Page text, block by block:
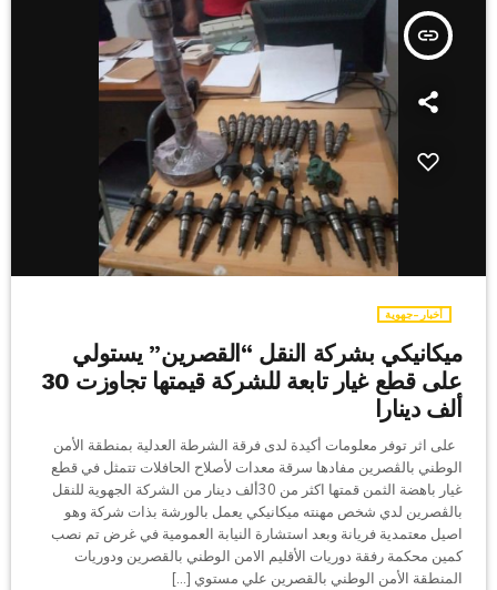
insert_link
أخبار-جهوية
ميكانيكي بشركة النقل “القصرين” يستولي
على قطع غيار تابعة للشركة قيمتها تجاوزت 30
ألف دينارا
على اثر توفر معلومات أكيدة لدى فرقة الشرطة العدلية بمنطقة الأمن
الوطني بالڤصرين مفادها سرقة معدات لأصلاح الحافلات تتمثل في قطع
غيار باهضة الثمن قمتها اكثر من 30ألف دينار من الشركة الجهوية للنقل
بالڤصرين لدي شخص مهنته ميكانيكي يعمل بالورشة بذات شركة وهو
اصيل معتمدية فريانة وبعد استشارة النيابة العمومية في غرض تم نصب
كمين محكمة رفقة دوريات الأقليم الامن الوطني بالقصرين ودوريات
المنطقة الأمن الوطني بالقصرين علي مستوي […]